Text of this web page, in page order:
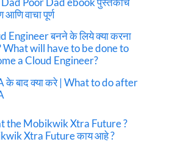
आणि वाचा पूर्ण
Engineer बनने के लिये क्या करना
? What will have to be done to
a Cloud Engineer?
के बाद क्या करे | What to do after
the Mobikwik Xtra Future ?
Xtra Future काय आहे ?